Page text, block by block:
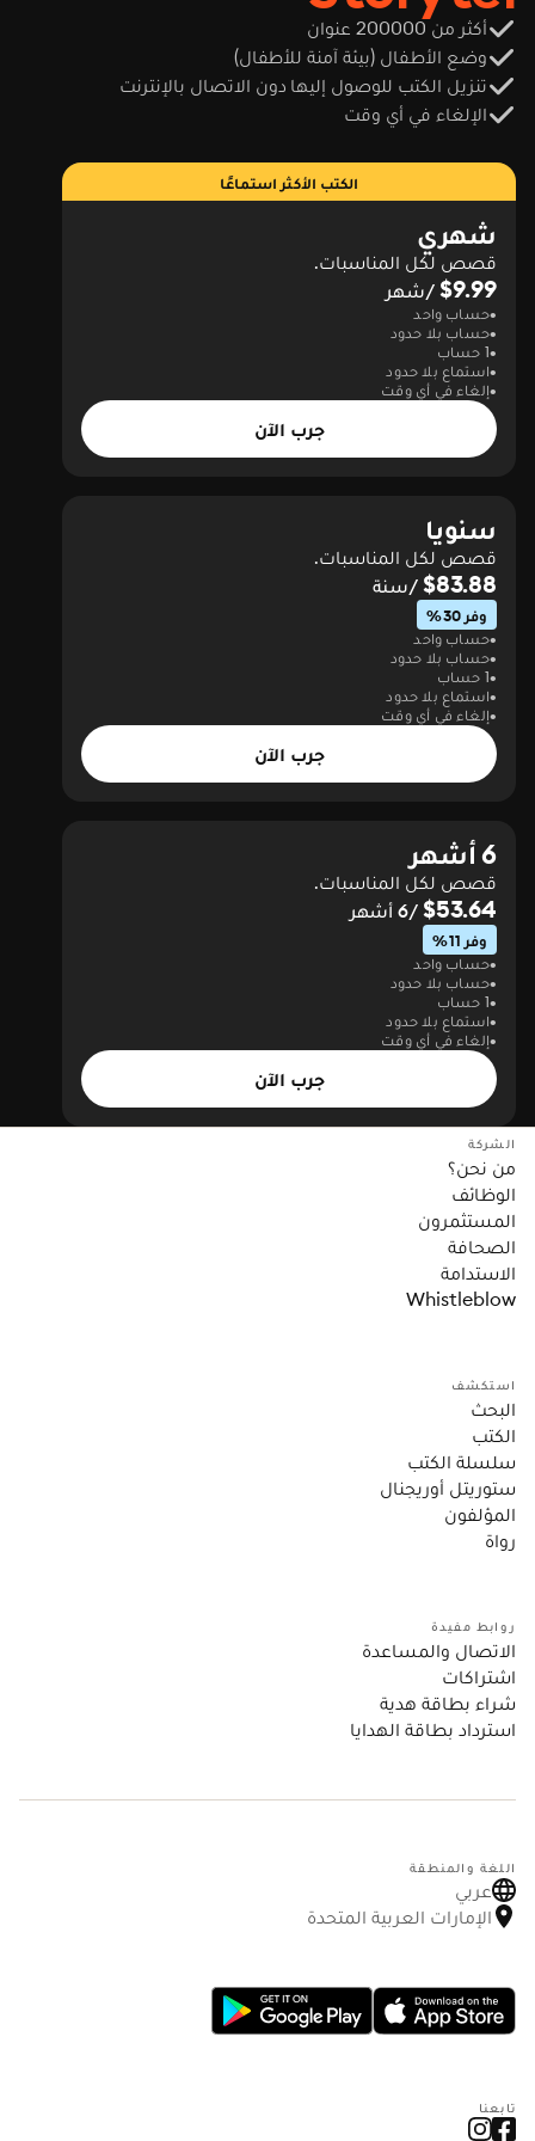
أكثر من 200000 عنوان
وضع الأطفال (بيئة آمنة للأطفال)
تنزيل الكتب للوصول إليها دون الاتصال بالإنترنت
الإلغاء في أي وقت
الكتب الأكثر استماعًا
شهري
قصص لكل المناسبات.
$9.99 /شهر
حساب واحد
حساب بلا حدود
1 حساب
استماع بلا حدود
إلغاء في أي وقت
جرب الآن
سنويا
قصص لكل المناسبات.
$83.88 /سنة
وفر 30%
حساب واحد
حساب بلا حدود
1 حساب
استماع بلا حدود
إلغاء في أي وقت
جرب الآن
6 أشهر
قصص لكل المناسبات.
$53.64 /6 أشهر
وفر 11%
حساب واحد
حساب بلا حدود
1 حساب
استماع بلا حدود
إلغاء في أي وقت
جرب الآن
الشركة
من نحن؟
الوظائف
المستثمرون
الصحافة
الاستدامة
Whistleblow
استكشف
البحث
الكتب
سلسلة الكتب
ستوريتل أوريجنال
المؤلفون
رواة
روابط مفيدة
الاتصال والمساعدة
اشتراكات
شراء بطاقة هدية
استرداد بطاقة الهدايا
اللغة والمنطقة
عربي
الإمارات العربية المتحدة
تابعنا